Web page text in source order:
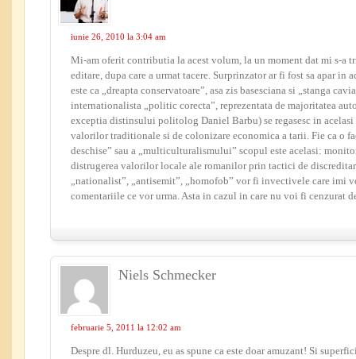
iunie 26, 2010 la 3:04 am
Mi-am oferit contributia la acest volum, la un moment dat mi s-a
editare, dupa care a urmat tacere. Surprinzator ar fi fost sa apar in
este ca „dreapta conservatoare”, asa zis basesciana si „stanga
internationalista „politic corecta”, reprezentata de majoritatea
exceptia distinsului politolog Daniel Barbu) se regasesc in
valorilor traditionale si de colonizare economica a tarii. Fie ca o
deschise” sau a „multiculturalismului” scopul este acelasi:
distrugerea valorilor locale ale romanilor prin tactici de
„nationalist”, „antisemit”, „homofob” vor fi invectivele care imi
comentariile ce vor urma. Asta in cazul in care nu voi fi cenzurat
Niels Schmecker
februarie 5, 2011 la 12:02 am
Despre dl. Hurduzeu, eu as spune ca este doar amuzant! Si